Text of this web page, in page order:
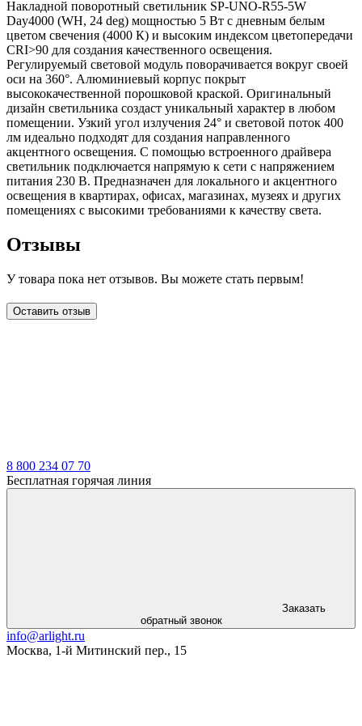
Накладной поворотный светильник SP-UNO-R55-5W
Day4000 (WH, 24 deg) мощностью 5 Вт с дневным белым
цветом свечения (4000 К) и высоким индексом цветопередачи
CRI>90 для создания качественного освещения.
Регулируемый световой модуль поворачивается вокруг своей
оси на 360°. Алюминиевый корпус покрыт
высококачественной порошковой краской. Оригинальный
дизайн светильника создаст уникальный характер в любом
помещении. Узкий угол излучения 24° и световой поток 400
лм идеально подходят для создания направленного
акцентного освещения. С помощью встроенного драйвера
светильник подключается напрямую к сети с напряжением
питания 230 В. Предназначен для локального и акцентного
освещения в квартирах, офисах, магазинах, музеях и других
помещениях с высокими требованиями к качеству света.
Отзывы
У товара пока нет отзывов. Вы можете стать первым!
Оставить отзыв
8 800 234 07 70
Бесплатная горячая линия
Заказать
обратный звонок
info@arlight.ru
Москва, 1-й Митинский пер., 15